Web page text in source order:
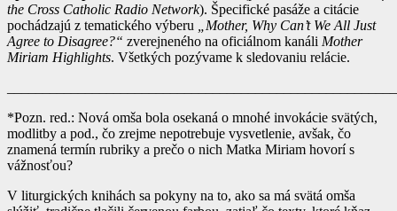
the Cross Catholic Radio Network). Špecifické pasáže a citácie
pochádzajú z tematického výberu
„Mother, Why Can’t We All Just
Agree to Disagree?“ zverejneného na oficiálnom kanáli Mother
Miriam Highlights. Všetkých pozývame k sledovaniu relácie.
*Pozn. red.: Nová omša bola osekaná o mnohé invokácie svätých,
modlitby a pod., čo zrejme nepotrebuje vysvetlenie, avšak, čo
znamená termín rubriky a prečo o nich Matka Miriam hovorí s
vážnosťou?
V liturgických knihách sa pokyny na to, ako sa má svätá omša